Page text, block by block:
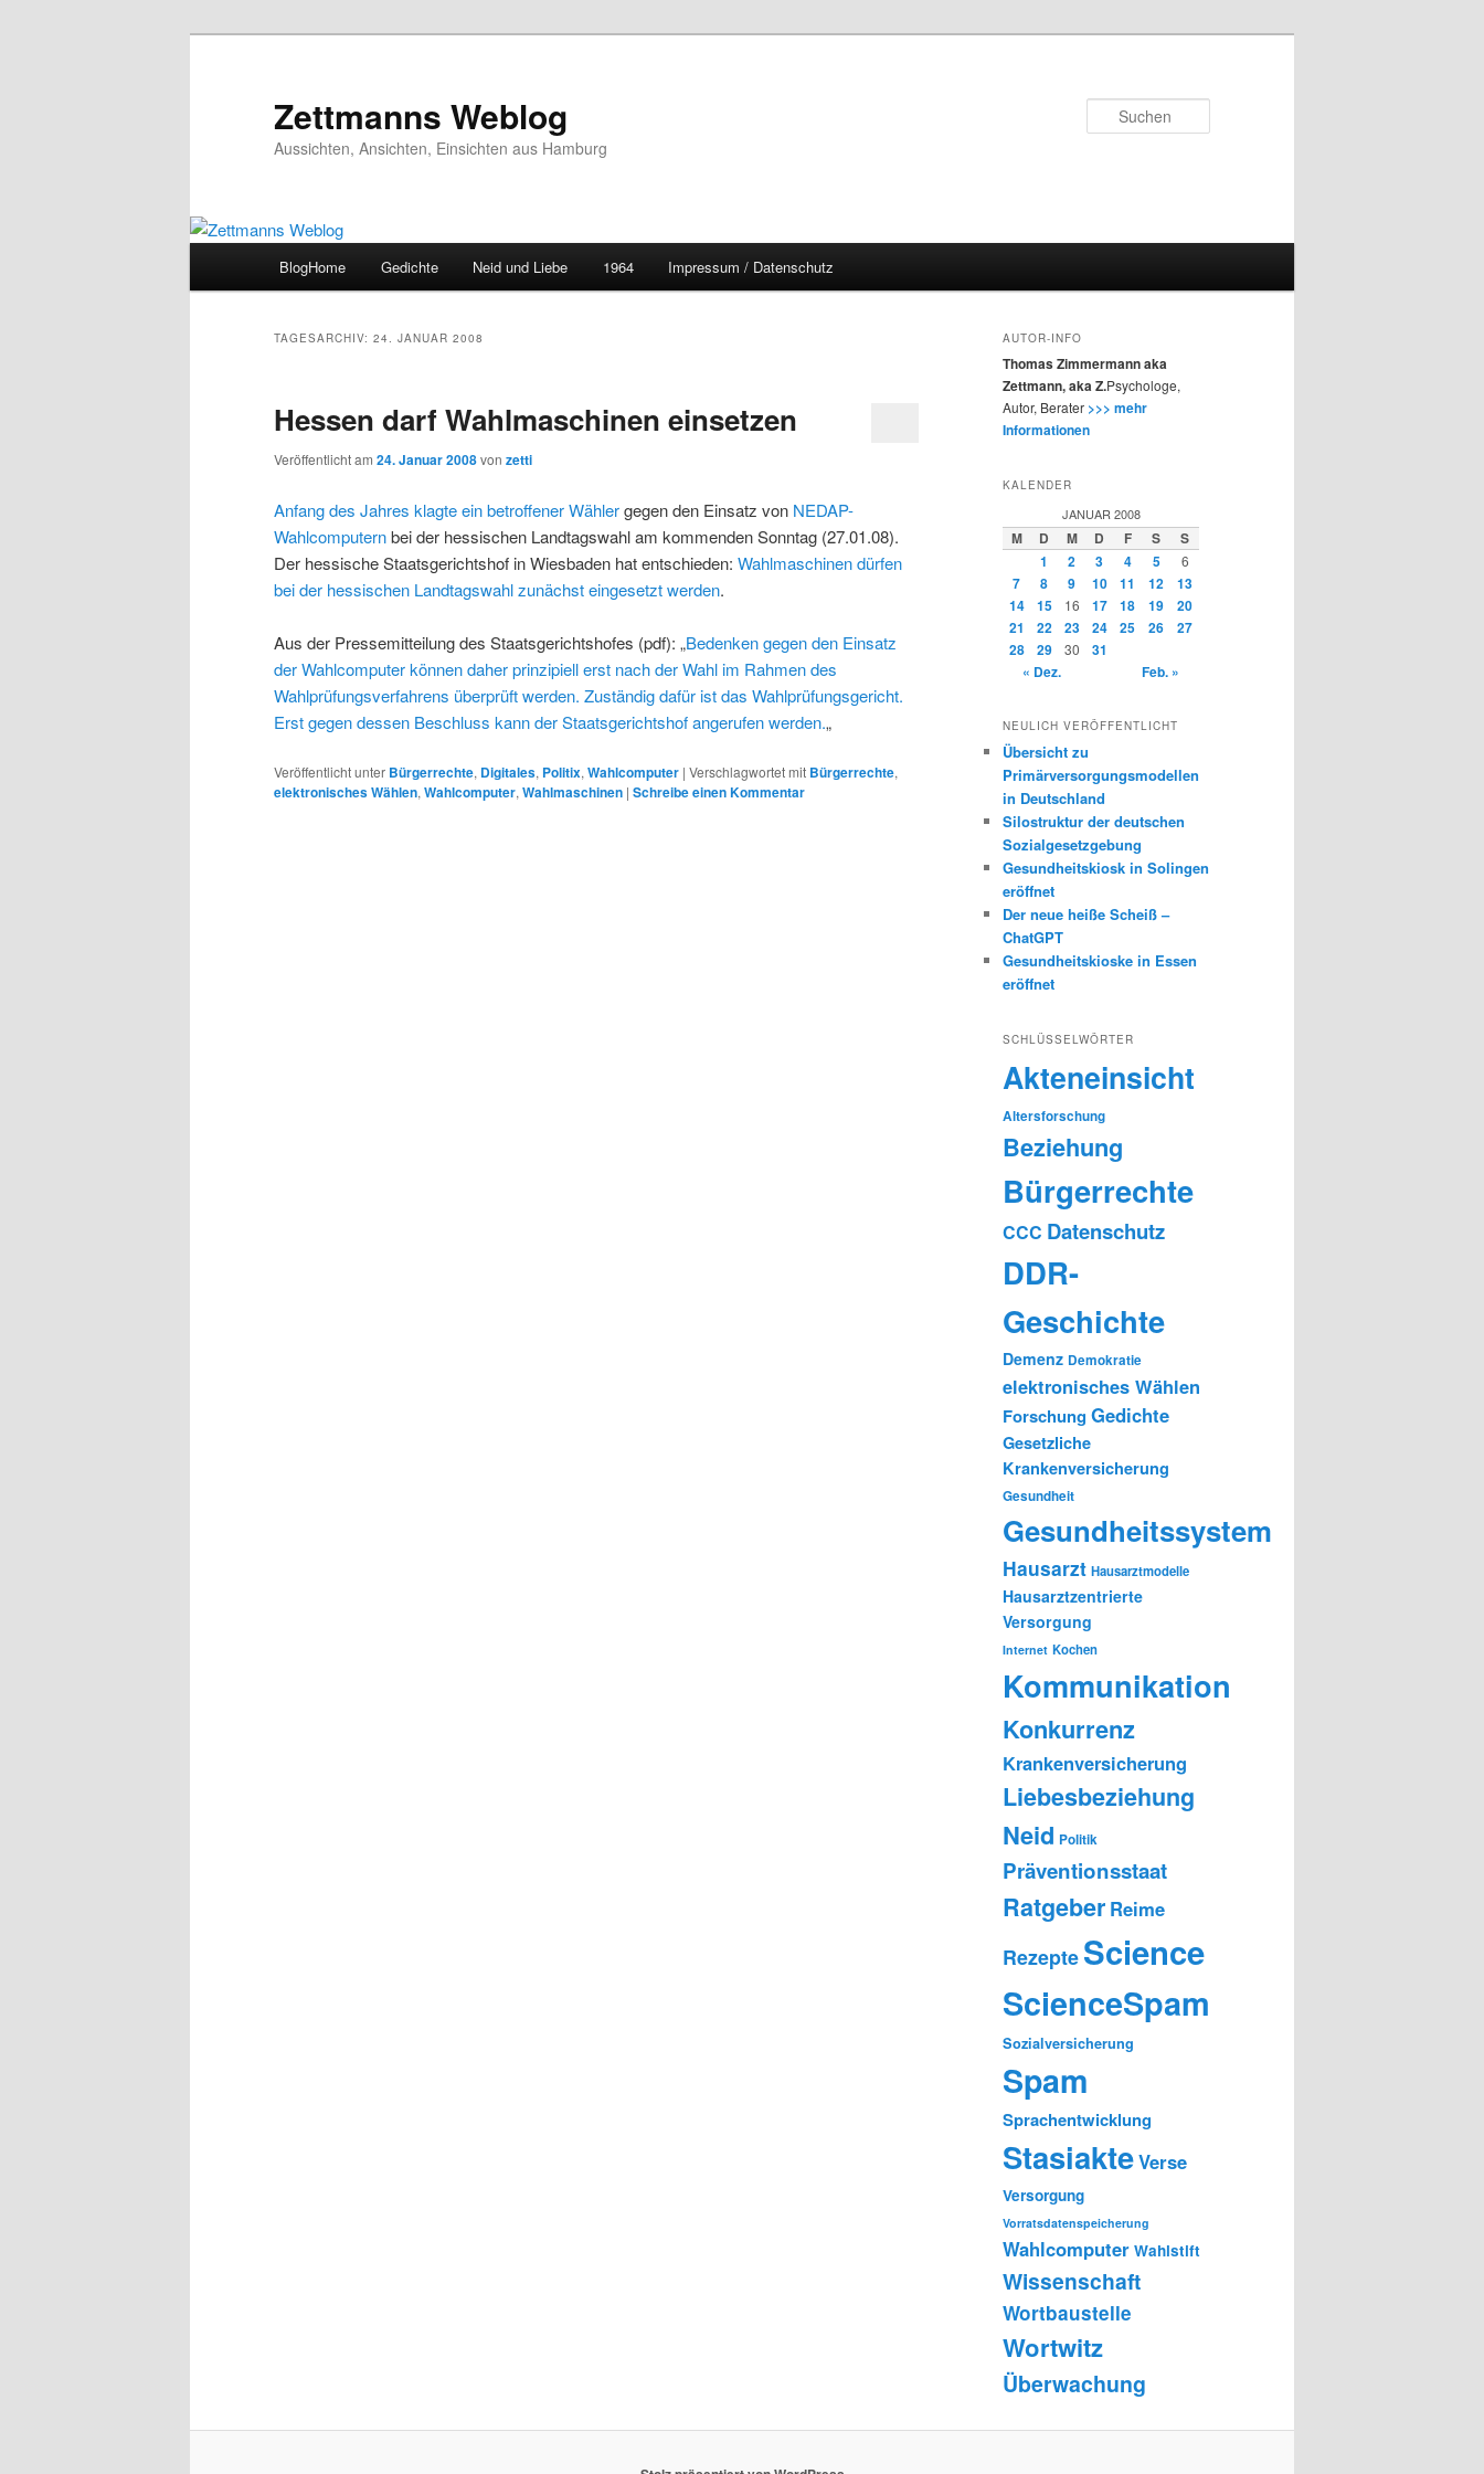
Zettmanns Weblog
Aussichten, Ansichten, Einsichten aus Hamburg
BlogHome Gedichte Neid und Liebe 1964 Impressum / Datenschutz
TAGESARCHIV: 24. JANUAR 2008
Hessen darf Wahlmaschinen einsetzen
Veröffentlicht am 24. Januar 2008von zetti
Anfang des Jahres klagte ein betroffener Wählergegen den Einsatz von NEDAP-
Wahlcomputernbei der hessischen Landtagswahl am kommenden Sonntag (27.01.08).
Der hessische Staatsgerichtshof in Wiesbaden hat entschieden: Wahlmaschinen dürfen
bei der hessischen Landtagswahl zunächst eingesetzt werden.
Aus der Pressemitteilung des Staatsgerichtshofes (pdf): „Bedenken gegen den Einsatz
der Wahlcomputer können daher prinzipiell erst nach der Wahl im Rahmen des
Wahlprüfungsverfahrens überprüft werden. Zuständig dafür ist das Wahlprüfungsgericht.
Erst gegen dessen Beschluss kann der Staatsgerichtshof angerufen werden.„
Veröffentlicht unter Bürgerrechte, Digitales, Politix, Wahlcomputer | Verschlagwortet mit Bürgerrechte,
elektronisches Wählen, Wahlcomputer, Wahlmaschinen | Schreibe einen Kommentar
AUTOR-INFO
Thomas Zimmermann aka
Zettmann, aka Z.Psychologe,
Autor, Berater >>> mehr
Informationen
KALENDER
JANUAR 2008
M D M D F S
S
1
2 3 4 5 6
7 8 9 10 11 12
13
14
15 16 17 18 19
20
21
22 23 24 25 26
27
28
29 30
31
« Dez.
Feb. »
NEULICH VERÖFFENTLICHT
Übersicht zu
Primärversorgungsmodellen
in Deutschland
Silostruktur der deutschen
Sozialgesetzgebung
Gesundheitskiosk in Solingen
eröffnet
Der neue heiße Scheiß –
ChatGPT
Gesundheitskioske in Essen
eröffnet
SCHLÜSSELWÖRTER
Akteneinsicht
Altersforschung
Beziehung
Bürgerrechte
CCC Datenschutz
DDR-
Geschichte
Demenz Demokratie
elektronisches Wählen
Forschung Gedichte
Gesetzliche
Krankenversicherung
Gesundheit
Gesundheitssystem
Hausarzt Hausarztmodelle
Hausarztzentrierte
Versorgung
Internet Kochen
Kommunikation
Konkurrenz
Krankenversicherung
Liebesbeziehung
Neid Politik
Präventionsstaat
Ratgeber Reime
Rezepte Science
ScienceSpam
Sozialversicherung
Spam
Sprachentwicklung
StasiakteVerse
Versorgung
Vorratsdatenspeicherung
Wahlcomputer Wahlstift
Wissenschaft
Wortbaustelle
Wortwitz
Überwachung